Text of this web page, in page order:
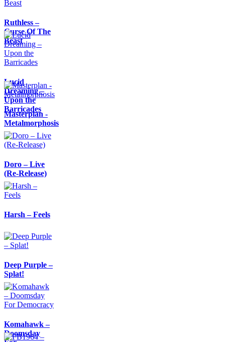
Ruthless –
Curse Of The
Beast
Lucid
Dreaming –
Upon the
Barricades
Masterplan -
Metalmorphosis
Doro – Live
(Re-Release)
Harsh – Feels
Deep Purple –
Splat!
Komahawk –
Doomsday